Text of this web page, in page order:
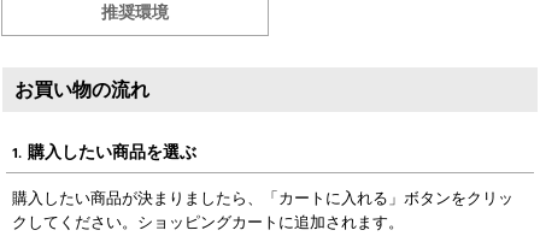
推奨環境
お買い物の流れ
1. 購入したい商品を選ぶ
購入したい商品が決まりましたら、「カートに入れる」ボタンをクリッ
クしてください。ショッピングカートに追加されます。